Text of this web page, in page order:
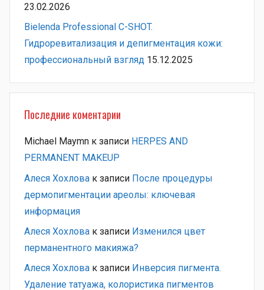
23.02.2026
Bielenda Professional C-SHOT.
Гидроревитализация и депигментация кожи:
профессиональный взгляд 15.12.2025
Последние коментарии
Michael Maymn к записи HERPES AND
PERMANENT MAKEUP
Алеся Хохлова к записи После процедуры
дермопигментации ареолы: ключевая
информация
Алеся Хохлова к записи Изменился цвет
перманентного макияжа?
Алеся Хохлова к записи Инверсия пигмента.
Удаление татуажа, колористика пигментов